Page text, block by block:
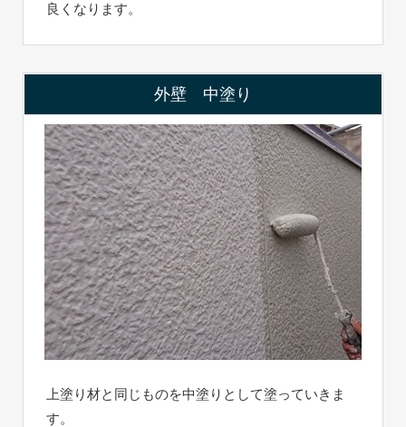
良くなります。
外壁 中塗り
上塗り材と同じものを中塗りとして塗っていきま
す。